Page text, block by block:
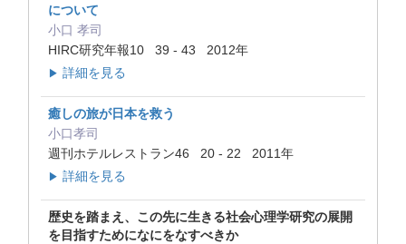
について
小口 孝司
HIRC研究年報10 39 - 43 2012年
▶ 詳細を見る
癒しの旅が日本を救う
小口孝司
週刊ホテルレストラン46 20 - 22 2011年
▶ 詳細を見る
歴史を踏まえ、この先に生きる社会心理学研究の展開
を目指すためになにをなすべきか